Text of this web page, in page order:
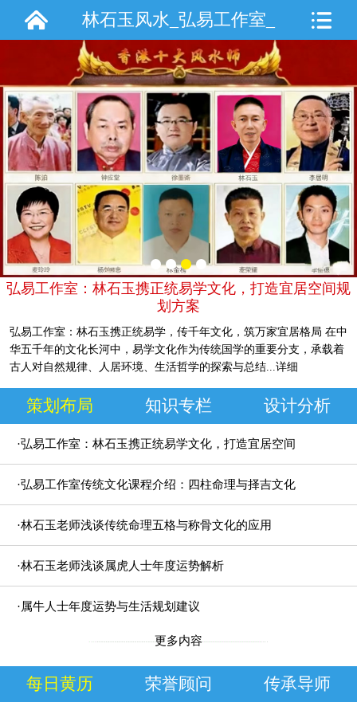
林石玉风水_弘易工作室_
手机站
弘易工作室：林石玉携正统易学文化，打造宜居空间规
划方案
弘易工作室：林石玉携正统易学，传千年文化，筑万家宜居格局 在中
华五千年的文化长河中，易学文化作为传统国学的重要分支，承载着
古人对自然规律、人居环境、生活哲学的探索与总结...详细
策划布局 知识专栏 设计分析
·弘易工作室：林石玉携正统易学文化，打造宜居空间
规划方案
·弘易工作室传统文化课程介绍：四柱命理与择吉文化
研究
·林石玉老师浅谈传统命理五格与称骨文化的应用
·林石玉老师浅谈属虎人士年度运势解析
·属牛人士年度运势与生活规划建议
更多内容
每日黄历 荣誉顾问
传承导师